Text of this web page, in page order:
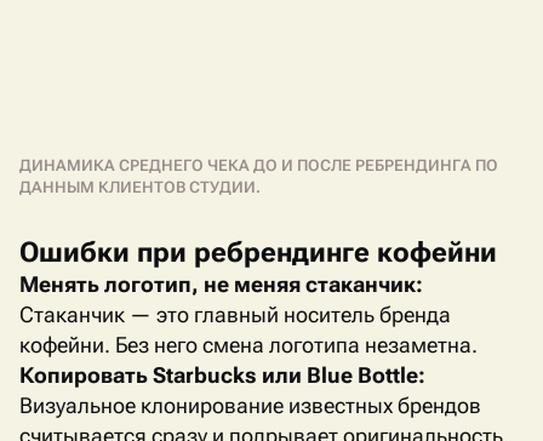
ДИНАМИКА СРЕДНЕГО ЧЕКА ДО И ПОСЛЕ РЕБРЕНДИНГА ПО
ДАННЫМ КЛИЕНТОВ СТУДИИ.
Ошибки при ребрендинге кофейни
Менять логотип, не меняя стаканчик:
Стаканчик — это главный носитель бренда
кофейни. Без него смена логотипа незаметна.
КопироватьStarbucks или Blue Bottle:
Визуальное клонирование известных брендов
считывается сразу и подрывает оригинальность.